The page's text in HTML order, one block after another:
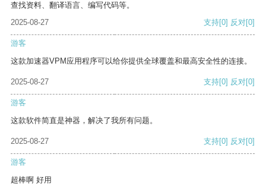
查找资料、翻译语言、编写代码等。
2025-08-27
支持[0] 反对[0]
游客
这款加速器VPM应用程序可以给你提供全球覆盖和最高安全性的连接。
2025-08-27 支持[0] 反对[0]
游客
这款软件简直是神器，解决了我所有问题。
2025-08-27 支持[0] 反对[0]
游客
超棒啊 好用